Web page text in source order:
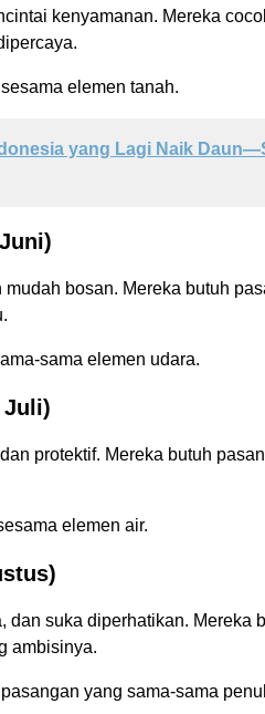
kenyamanan. Mereka
elemen tanah.
yang Lagi Naik
bosan. Mereka butuh
sama elemen udara.
Juli)
protektif. Mereka butuh
elemen air.
dan suka diperhatikan. Mereka
ambisinya.
yang sama-sama